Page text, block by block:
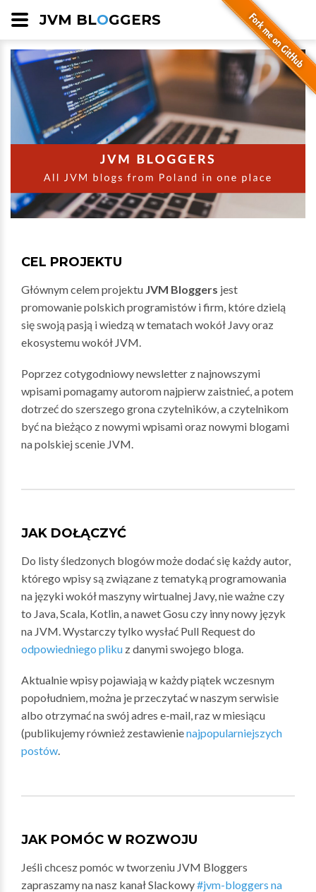
JVM BLOGGERS
CEL PROJEKTU
Głównym celem projektu JVM Bloggers jest
promowanie polskich programistów i firm, które dzielą
się swoją pasją i wiedzą w tematach wokół Javy oraz
ekosystemu wokół JVM.
Poprzez cotygodniowy newsletter z najnowszymi
wpisami pomagamy autorom najpierw zaistnieć, a potem
dotrzeć do szerszego grona czytelników, a czytelnikom
być na bieżąco z nowymi wpisami oraz nowymi blogami
na polskiej scenie JVM.
JAK DOŁĄCZYĆ
Do listy śledzonych blogów może dodać się każdy autor,
którego wpisy są związane z tematyką programowania
na języki wokół maszyny wirtualnej Javy, nie ważne czy
to Java, Scala, Kotlin, a nawet Gosu czy inny nowy język
na JVM. Wystarczy tylko wysłać Pull Request do
odpowiedniego pliku z danymi swojego bloga.
Aktualnie wpisy pojawiają w każdy piątek wczesnym
popołudniem, można je przeczytać w naszym serwisie
albo otrzymać na swój adres e-mail, raz w miesiącu
(publikujemy również zestawienienajpopularniejszych
postów.
JAK POMÓC W ROZWOJU
Jeśli chcesz pomóc w tworzeniu JVM Bloggers
zapraszamy na nasz kanał Slackowy#jvm-bloggers na